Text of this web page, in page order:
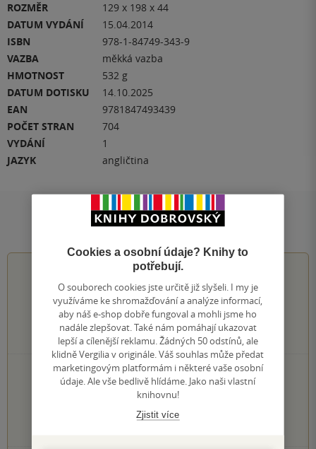
ROZMĚR
129 x 198 x 44
DATUM VYDÁNÍ
15.04.2014
ISBN
978-1-84749-343-9
VAZBA
měkká vazba
HMOTNOST
532 g
DATUM DOTISKU
14.10.2025
EAN
9781847493439
POČET STRAN
704
VYDÁNÍ
1
JAZYK
angličtina
Hodnocení a recenze čtenářů
4.1z5
21 hodnocení čtenářů
11×
5 hvězdiček
4×
4 hvězdičky
2 hvězdičky
Cookies a osobní údaje? Knihy to
potřebují.
O souborech cookies jste určitě již slyšeli. I my je
využíváme ke shromažďování a analýze informací,
aby náš e-shop dobře fungoval a mohli jsme ho
nadále zlepšovat. Také nám pomáhají ukazovat
lepší a cílenější reklamu. Žádných 50 odstínů, ale
klidně Vergilia v originále. Váš souhlas může předat
marketingovým platformám i některé vaše osobní
údaje. Ale vše bedlivě hlídáme. Jako naši vlastní
knihovnu!
Zjistit více